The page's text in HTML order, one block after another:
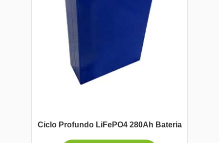
Ciclo Profundo LiFePO4 280Ah Bateria